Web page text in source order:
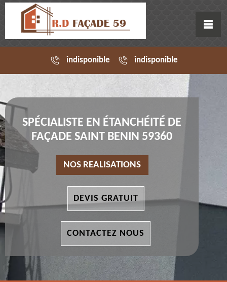
indisponible indisponible
SPÉCIALISTE EN ÉTANCHÉITÉ DE
FAÇADE SAINT BENIN 59360
NOS REALISATIONS
DEVIS GRATUIT
CONTACTEZ NOUS